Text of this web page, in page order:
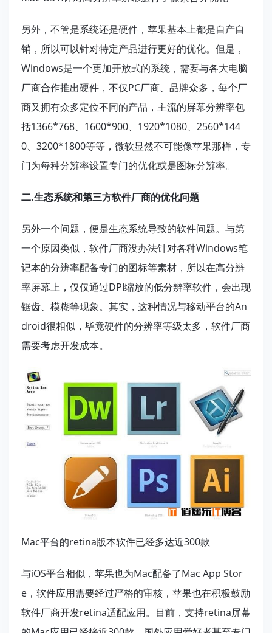
另外，不管是系统还是硬件，苹果基本上都是自产自
销，所以可以针对特定产品进行更好的优化。但是，
Windows是一个更加开放式的系统，需要与各大电脑
厂商合作推出硬件，不仅PC厂商、品牌众多，每个厂
商又拥有众多定位不同的产品，主流的屏幕分辨率包
括1366*768、1600*900、1920*1080、2560*144
0、3200*1800等等，微软显然不可能像苹果那样，专
门为每种分辨率设置专门的优化或是图标分辨率。
二.生态系统和第三方软件厂商的优化问题
另外一个问题，便是生态系统导致的软件问题。与第
一个原因类似，软件厂商没办法针对各种Windows笔
记本的分辨率配备专门的图标等素材，所以在高分辨
率屏幕上，仅仅通过DPI缩放的低分辨率软件，会出现
锯齿、模糊等现象。其实，这种情况与移动平台的An
droid很相似，毕竟硬件的分辨率等级太多，软件厂商
需要考虑开发成本。
Mac平台的retina版本软件已经多达近300款
与iOS平台相似，苹果也为Mac配备了Mac App Stor
e，软件应用需要经过严格的审核，苹果也在积极鼓励
软件厂商开发retina适配应用。目前，支持retina屏幕